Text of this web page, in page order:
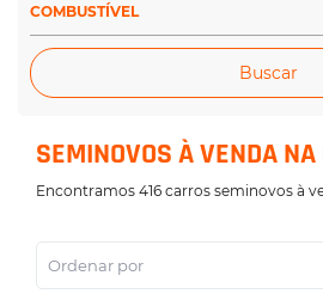
COMBUSTÍVEL
Buscar
SEMINOVOS À VENDA NA
Encontramos 416 carros seminovos à